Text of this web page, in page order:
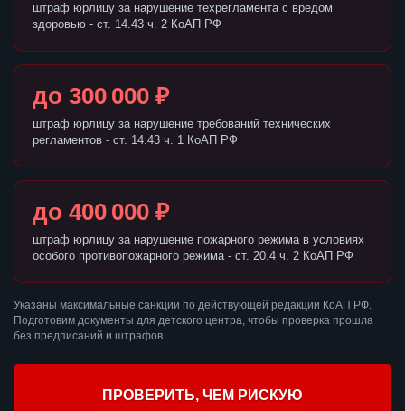
штраф юрлицу за нарушение техрегламента с вредом
здоровью - ст. 14.43 ч. 2 КоАП РФ
до 300 000 ₽
штраф юрлицу за нарушение требований технических
регламентов - ст. 14.43 ч. 1 КоАП РФ
до 400 000 ₽
штраф юрлицу за нарушение пожарного режима в условиях
особого противопожарного режима - ст. 20.4 ч. 2 КоАП РФ
Указаны максимальные санкции по действующей редакции КоАП РФ.
Подготовим документы для детского центра, чтобы проверка прошла
без предписаний и штрафов.
ПРОВЕРИТЬ, ЧЕМ РИСКУЮ